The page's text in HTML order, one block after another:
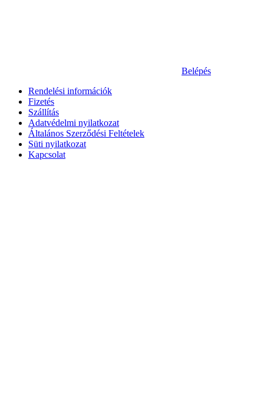
Belépés
Rendelési információk
Fizetés
Szállítás
Adatvédelmi nyilatkozat
Általános Szerződési Feltételek
Süti nyilatkozat
Kapcsolat